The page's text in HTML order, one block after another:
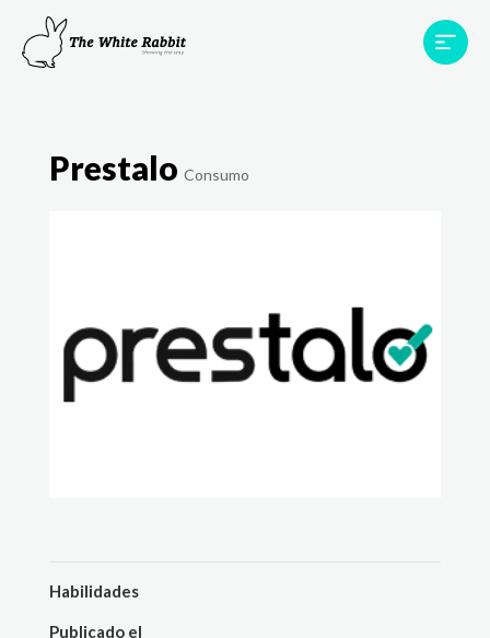
Proyectos
Testimonios
Prestalo Consumo
Habilidades
Publicado el